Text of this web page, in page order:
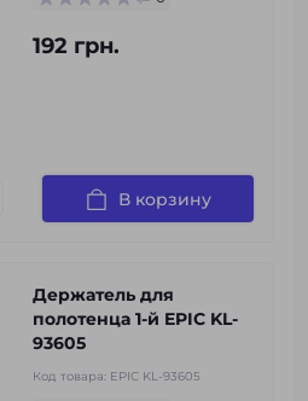
192 грн.
В корзину
Держатель для
полотенца 1-й EPIC KL-
93605
Код товара: EPIC KL-93605